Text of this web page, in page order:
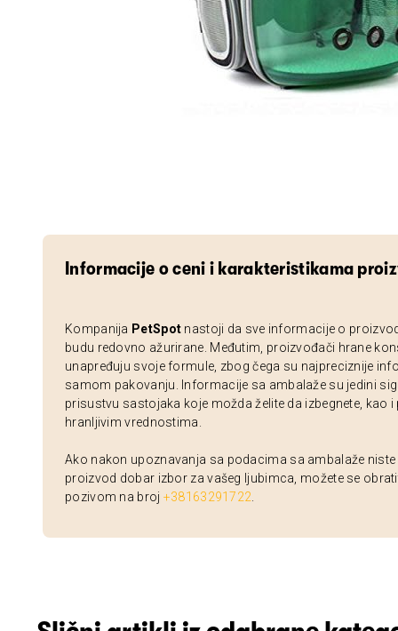
Informacije o ceni i karakteristikama
Kompanija PetSpot nastoji da sve informacije o
budu redovno ažurirane. Međutim, proizvođači hrane
unapređuju svoje formule, zbog čega su najpreciznije
samom pakovanju. Informacije sa ambalaže su jedini
prisustvu sastojaka koje možda želite da izbegnete, kao
hranljivim vrednostima.
Ako nakon upoznavanja sa podacima sa ambalaže niste
proizvod dobar izbor za vašeg ljubimca, možete se
pozivom na broj +38163291722